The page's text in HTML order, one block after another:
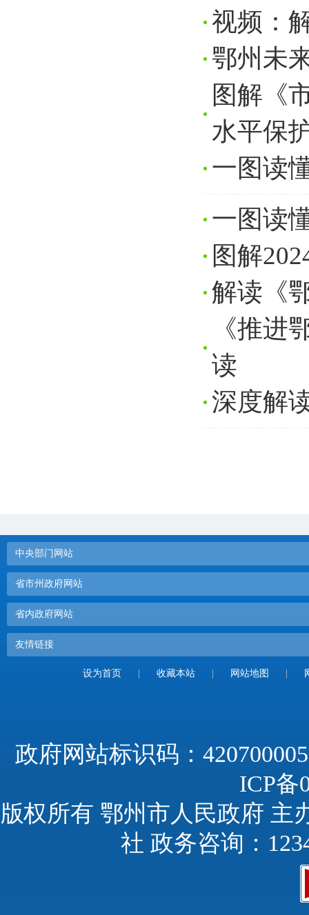
视频：
鄂州未
图解《
水平保
一图读
一图读
图解
解读《
《推进
读
深度解
中央部门网站
省市州政府网站
省内政府网站
友情链接
设为首页 收藏本站 网站地图
政府网站标识码：
ICP备
版权所有 鄂州市人民政府 主
社 政务咨询：